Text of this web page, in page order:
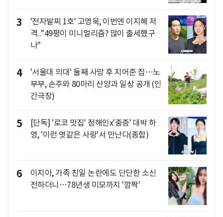
3
'전자발찌 1호' 고영욱, 이번엔 이지혜 저
격.."49평이 미니멀리즘? 많이 출세했구
나"
4
'서울대 의대' 둘째 사망 후 지어준 집…노
부부, 손주와 80마리 산양과 일상 공개 (인
간극장)
5
[단독] '로코 맛집' 정해인x'중증' 대박 하
영, '이런 엿같은 사랑'서 만난다(종합)
6
이지아, 가족 친일 논란에도 단단한 소신
전하더니…78년생 미모까지 '깜짝'